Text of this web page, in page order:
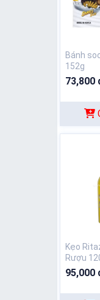
Bánh
152g
73,800
Kẹo
Rượu
95,000